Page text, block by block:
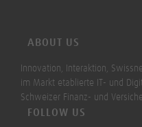
ABOUT US
Innovation, Interaktion,
im Markt etablierte IT- und
Schweizer Finanz- und
FOLLOW US